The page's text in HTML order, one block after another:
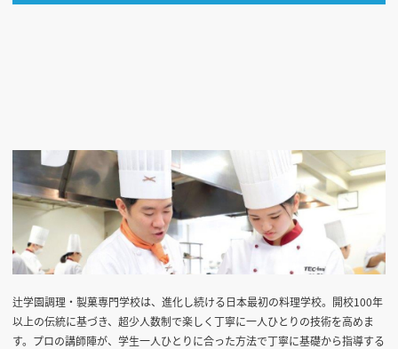
辻学園調理・製菓専門学校は、進化し続ける日本最初の料理学校。開校100年
以上の伝統に基づき、超少人数制で楽しく丁寧に一人ひとりの技術を高めま
す。プロの講師陣が、学生一人ひとりに合った方法で丁寧に基礎から指導する